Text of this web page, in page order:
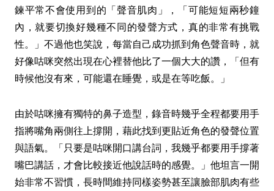
鍊平常不會使用到的「聲音肌肉」，「可能短短兩秒鐘
內，就要切換好幾種不同的發聲方式，真的非常有挑戰
性。」不過他也笑說，每當自己成功抓到角色聲音時，就
好像咕咪突然出現在心裡替他比了一個大大的讚，「但有
時候他沒有來，可能還在睡覺，或是在等吃飯。」
由於咕咪擁有獨特的鼻子造型，錄音時幾乎全程都要用手
指將嘴角兩側往上撐開，藉此找到更貼近角色的發聲位置
與語氣。「只要是咕咪開口講台詞，我幾乎都要用手撐著
嘴巴講話，才會比較接近他說話時的感覺。」他坦言一開
始非常不習慣，長時間維持同樣姿勢甚至讓臉部肌肉有些